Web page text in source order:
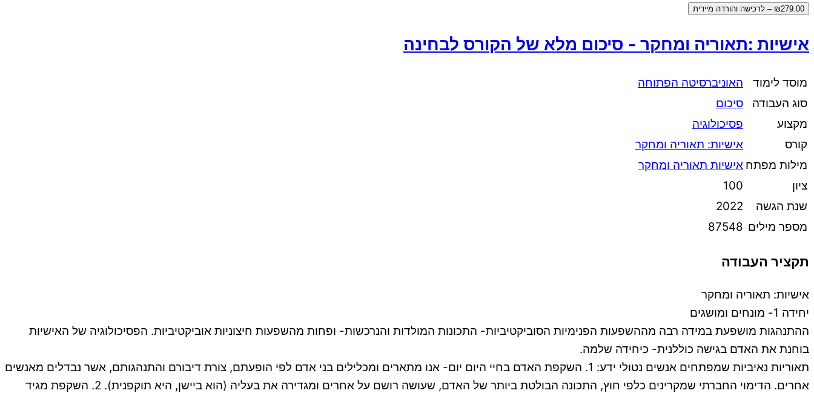
₪279.00 – לרכישה והורדה מיידית
אישיות :תאוריה ומחקר - סיכום מלא של הקורס לבחינה
מוסד לימוד
האוניברסיטה הפתוחה
סוג העבודה
סיכום
מקצוע
פסיכולוגיה
קורס
אישיות: תאוריה ומחקר
מילות מפתח אישיות תאוריה ומחקר
ציון
100
שנת הגשה
2022
מספר מילים 87548
תקציר העבודה
אישיות: תאוריה ומחקר
יחידה 1- מונחים ומושגים
ההתנהגות מושפעת במידה רבה מההשפעות הפנימיות הסוביקטיביות- התכונות המולדות והנרכשות- ופחות מהשפעות חיצוניות אוביקטיביות. הפסיכולוגיה של האישיות
בוחנת את האדם בגישה כוללנית- כיחידה שלמה.
תאוריות נאיביות שמפתחים אנשים נטולי ידע: 1. השקפת האדם בחיי היום יום- אנו מתארים ומכלילים בני אדם לפי הופעתם, צורת דיבורם והתנהגותם, אשר נבדלים מאנשים
אחרים. הדימוי החברתי שמקרינים כלפי חוץ, התכונה הבולטת ביותר של האדם, שעושה רושם על אחרים ומגדירה את בעליה (הוא ביישן, היא תוקפנית). 2. השקפת מגיד